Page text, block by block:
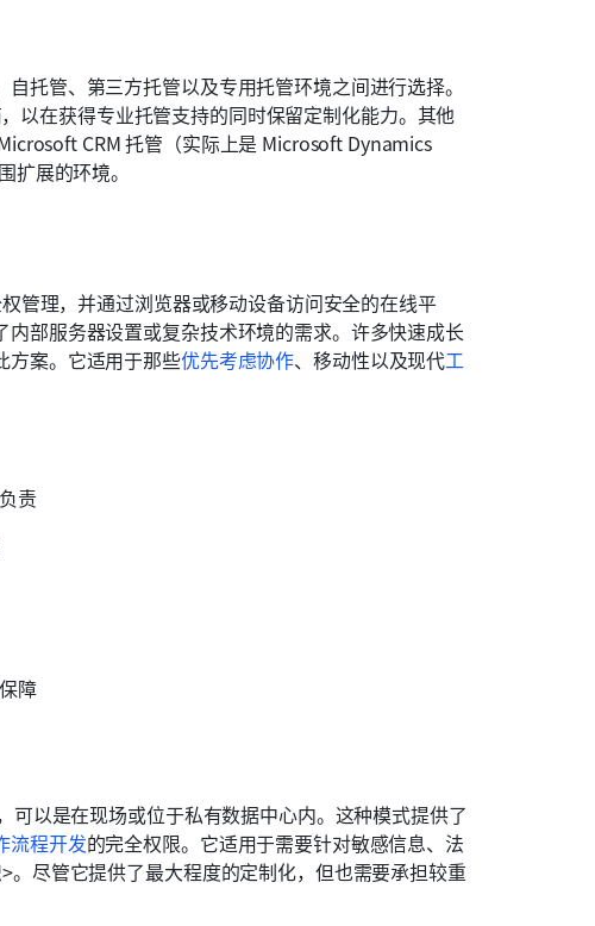
托管、第三方托管以及专用托管环境之间进行选择。
以在获得专业托管支持的同时保留定制化能力。其他
CRM 托管（实际上是 Microsoft Dynamics
扩展的环境。
管理，并通过浏览器或移动设备访问安全的在线平
部服务器设置或复杂技术环境的需求。许多快速成长
方案。它适用于那些优先考虑协作、移动性以及现代工
责
障
可以是在现场或位于私有数据中心内。这种模式提供了
流程开发的完全权限。它适用于需要针对敏感信息、法
尽管它提供了最大程度的定制化，但也需要承担较重